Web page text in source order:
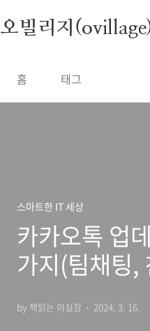
오빌리지
홈 태그
스마트한 IT 세상
카카오톡 업
가지(팀채팅,
by 책읽는 이실장 2024. 3. 16.